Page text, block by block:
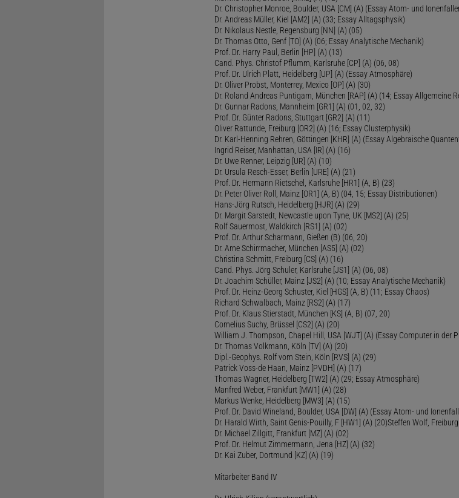
Dr. Christopher Monroe, Boulder, USA [CM] (A) (Essay Atom- und
Dr. Andreas Müller, Kiel [AM2] (A) (33; Essay Alltagsphysik)
Dr. Nikolaus Nestle, Regensburg [NN] (A) (05)
Dr. Thomas Otto, Genf [TO] (A) (06; Essay Analytische Mechanik)
Prof. Dr. Harry Paul, Berlin [HP] (A) (13)
Cand. Phys. Christof Pflumm, Karlsruhe [CP] (A) (06, 08)
Prof. Dr. Ulrich Platt, Heidelberg [UP] (A) (Essay Atmosphäre)
Dr. Oliver Probst, Monterrey, Mexico [OP] (A) (30)
Dr. Roland Andreas Puntigam, München [RAP] (A) (14; Essay Allgemeine
Dr. Gunnar Radons, Mannheim [GR1] (A) (01, 02, 32)
Prof. Dr. Günter Radons, Stuttgart [GR2] (A) (11)
Oliver Rattunde, Freiburg [OR2] (A) (16; Essay Clusterphysik)
Dr. Karl-Henning Rehren, Göttingen [KHR] (A) (Essay Algebraische
Ingrid Reiser, Manhattan, USA [IR] (A) (16)
Dr. Uwe Renner, Leipzig [UR] (A) (10)
Dr. Ursula Resch-Esser, Berlin [URE] (A) (21)
Prof. Dr. Hermann Rietschel, Karlsruhe [HR1] (A, B) (23)
Dr. Peter Oliver Roll, Mainz [OR1] (A, B) (04, 15; Essay Distributionen)
Hans-Jörg Rutsch, Heidelberg [HJR] (A) (29)
Dr. Margit Sarstedt, Newcastle upon Tyne, UK [MS2] (A) (25)
Rolf Sauermost, Waldkirch [RS1] (A) (02)
Prof. Dr. Arthur Scharmann, Gießen (B) (06, 20)
Dr. Arne Schirrmacher, München [AS5] (A) (02)
Christina Schmitt, Freiburg [CS] (A) (16)
Cand. Phys. Jörg Schuler, Karlsruhe [JS1] (A) (06, 08)
Dr. Joachim Schüller, Mainz [JS2] (A) (10; Essay Analytische Mechanik)
Prof. Dr. Heinz-Georg Schuster, Kiel [HGS] (A, B) (11; Essay Chaos)
Richard Schwalbach, Mainz [RS2] (A) (17)
Prof. Dr. Klaus Stierstadt, München [KS] (A, B) (07, 20)
Cornelius Suchy, Brüssel [CS2] (A) (20)
William J. Thompson, Chapel Hill, USA [WJT] (A) (Essay Computer in der
Dr. Thomas Volkmann, Köln [TV] (A) (20)
Dipl.-Geophys. Rolf vom Stein, Köln [RVS] (A) (29)
Patrick Voss-de Haan, Mainz [PVDH] (A) (17)
Thomas Wagner, Heidelberg [TW2] (A) (29; Essay Atmosphäre)
Manfred Weber, Frankfurt [MW1] (A) (28)
Markus Wenke, Heidelberg [MW3] (A) (15)
Prof. Dr. David Wineland, Boulder, USA [DW] (A) (Essay Atom- und
Dr. Harald Wirth, Saint Genis-Pouilly, F [HW1] (A) (20)Steffen Wolf,
Dr. Michael Zillgitt, Frankfurt [MZ] (A) (02)
Prof. Dr. Helmut Zimmermann, Jena [HZ] (A) (32)
Dr. Kai Zuber, Dortmund [KZ] (A) (19)
Mitarbeiter Band IV